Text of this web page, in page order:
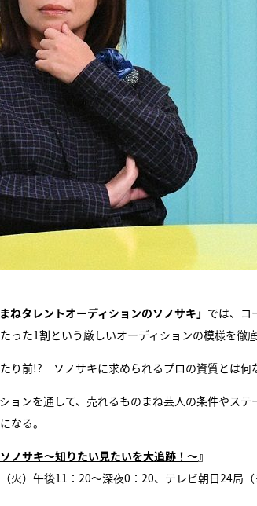
まねタレントオーディションのソノサキ」 では、コ
った1割という厳しいオーディションの模様を徹底
り前!? ソノサキに求められるプロの資質とは何
ョンを通して、売れるものまね芸人の条件やス
なる。
ソノサキ～知りたい見たいを大追跡！～』
火）午後11：20～深夜0：20、テレビ朝日24局